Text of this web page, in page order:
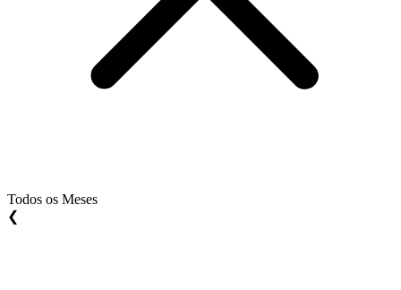
Todos os Meses
❮